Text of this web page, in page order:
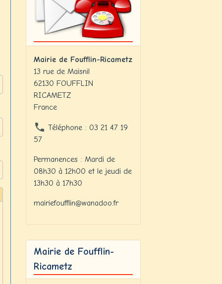
Mairie de Foufflin-Ricametz
13 rue de Maisnil
62130 FOUFFLIN
RICAMETZ
France
Téléphone : 03 21 47 19
57
Permanences : Mardi de
08h30 à 12h00 et le jeudi de
13h30 à 17h30
mairiefoufflin@wanadoo.fr
Mairie de Foufflin-
Ricametz